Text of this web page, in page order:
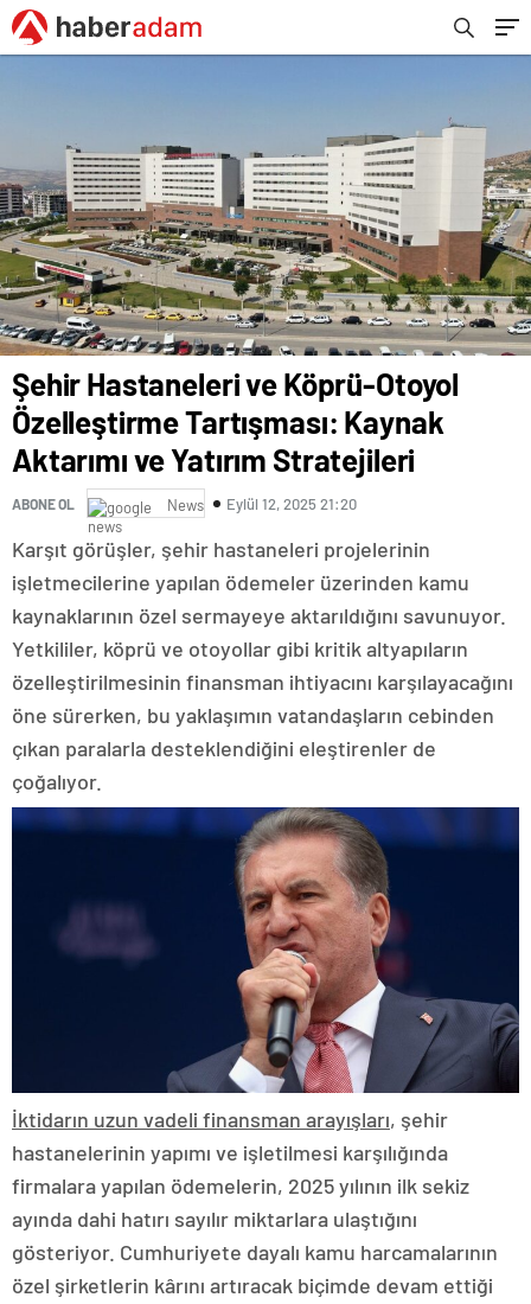
Stratejileri
Şehir Hastaneleri ve Köprü-Otoyol
Özelleştirme Tartışması: Kaynak
Aktarımı ve Yatırım Stratejileri
ABONE OL News Eylül 12, 2025 21:20
Karşıt görüşler, şehir hastaneleri projelerinin
işletmecilerine yapılan ödemeler üzerinden kamu
kaynaklarının özel sermayeye aktarıldığını savunuyor.
Yetkililer, köprü ve otoyollar gibi kritik altyapıların
özelleştirilmesinin finansman ihtiyacını karşılayacağını
öne sürerken, bu yaklaşımın vatandaşların cebinden
çıkan paralarla desteklendiğini eleştirenler de
çoğalıyor.
İktidarın uzun vadeli finansman arayışları, şehir
hastanelerinin yapımı ve işletilmesi karşılığında
firmalara yapılan ödemelerin, 2025 yılının ilk sekiz
ayında dahi hatırı sayılır miktarlara ulaştığını
gösteriyor. Cumhuriyete dayalı kamu harcamalarının
özel şirketlerin kârını artıracak biçimde devam ettiği